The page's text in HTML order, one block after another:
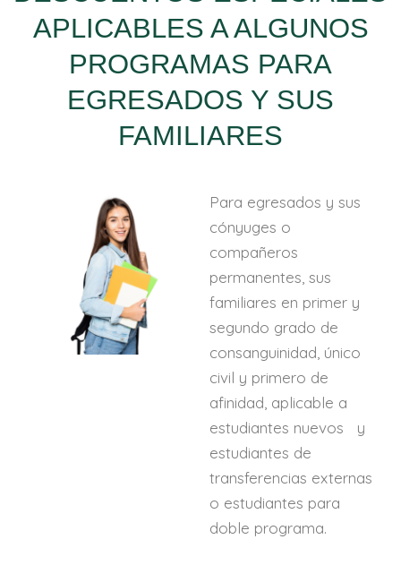
APLICABLES A ALGUNOS
PROGRAMAS PARA
EGRESADOS Y SUS
FAMILIARES
Para egresados y sus
cónyuges o
compañeros
permanentes, sus
familiares en primer y
segundo grado de
consanguinidad, único
civil y primero de
afinidad, aplicable a
estudiantes nuevos y
estudiantes de
transferencias externas
o estudiantes para
doble programa.